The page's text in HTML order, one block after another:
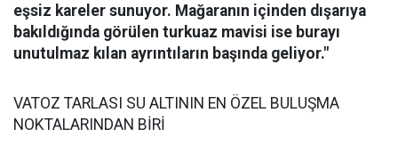
eşsiz kareler sunuyor. Mağaranın içinden dışarıya
bakıldığında görülen turkuaz mavisi ise burayı
unutulmaz kılan ayrıntıların başında geliyor."
VATOZ TARLASI SU ALTININ EN ÖZEL BULUŞMA
NOKTALARINDAN BİRİ